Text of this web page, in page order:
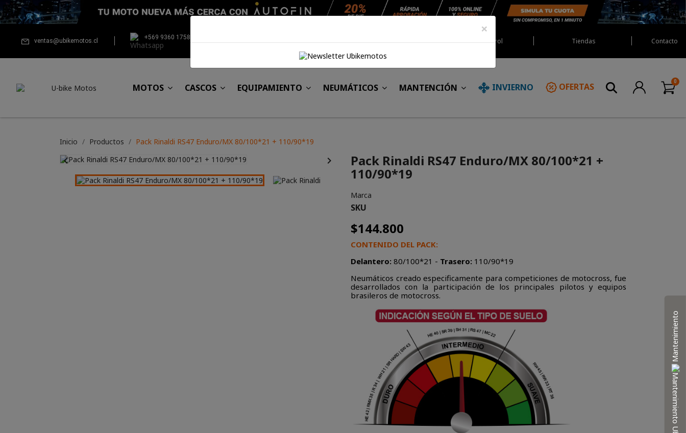
ventas@ubikemotos.cl
+569 9360 1758 Agendar Mantención Red Castrol Tiendas Contacto
MOTOS CASCOS EQUIPAMIENTO NEUMÁTICOS MANTENCIÓN INVIERNO OFERTAS
Inicio Productos Pack Rinaldi RS47 Enduro/MX 80/100*21 + 110/90*19
  Pack Rinaldi RS47 Enduro/MX 80/100*21 +
110/90*19
Marca
SKU
$144.800
CONTENIDO DEL PACK:
Delantero: 80/100*21 - Trasero: 110/90*19
Neumáticos creado especificamente para competiciones de motocross, fue
desarrollados con la participación de los principales pilotos y equipos
brasileros de motocross.
×
Mantenimiento